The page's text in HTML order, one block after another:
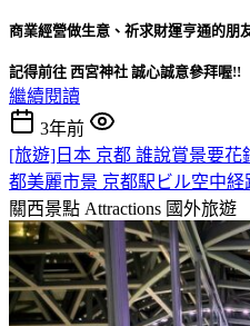
商業經營做生意、祈求財運亨通的朋
記得前往 西宮神社 誠心誠意參拜喔!!
繼續閱讀
3年前
[旅遊]日本 京都 誰說賞景要
都美麗市景 京都駅ビル空中経
關西景點 Attractions 國外旅遊